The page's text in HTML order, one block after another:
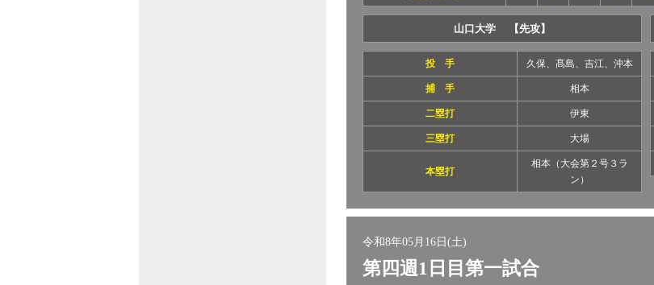
山口大学 【先攻】
投 手 久保、髙島、吉江、沖本
捕 手 相本
二塁打 伊東
三塁打 大場
本塁打
相本（大会第２号３ラ
ン）
令和8年05月16日(土)
第四週1日目第一試合